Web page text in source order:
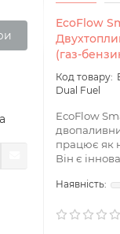
EcoFlow
(газ-
Dual Fuel
EcoFlow
працює як
Він є
MicroGIS
Система
RoIP
Сторінка,
ТЗО
Технічні
MicroGIS
Геопортал -
DONATE
Ви можете